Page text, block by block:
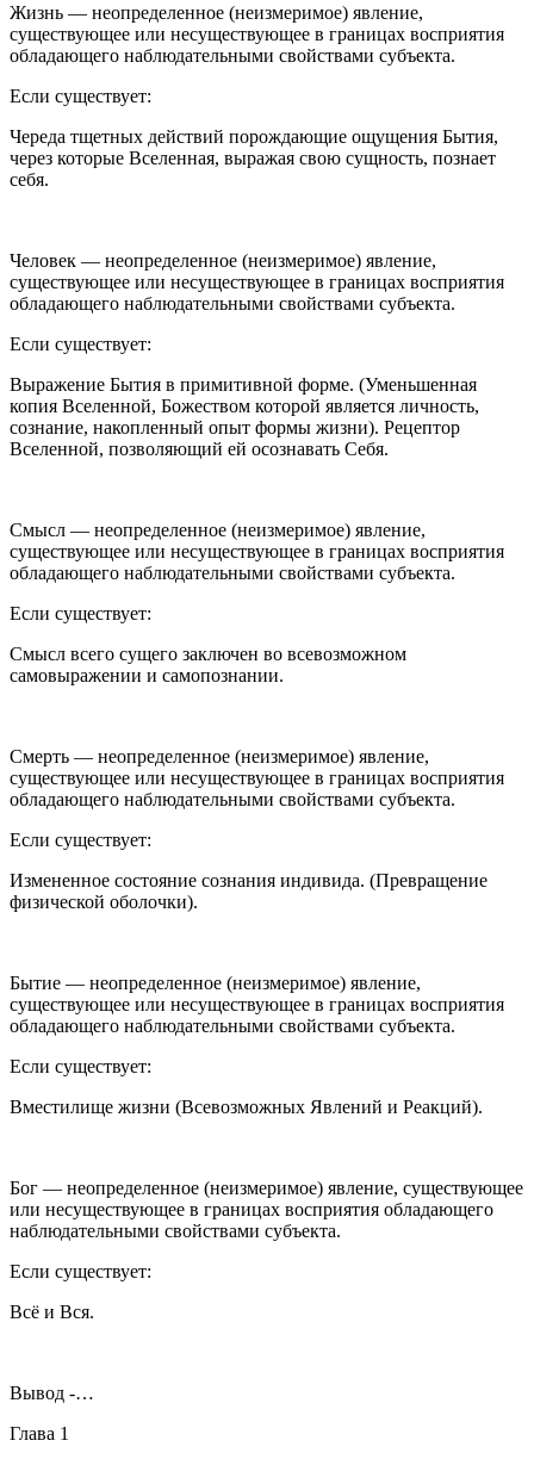
Жизнь — неопределенное (неизмеримое) явление,
существующее или несуществующее в границах восприятия
обладающего наблюдательными свойствами субъекта.
Если существует:
Череда тщетных действий порождающие ощущения Бытия,
через которые Вселенная, выражая свою сущность, познает
себя.
Человек — неопределенное (неизмеримое) явление,
существующее или несуществующее в границах восприятия
обладающего наблюдательными свойствами субъекта.
Если существует:
Выражение Бытия в примитивной форме. (Уменьшенная
копия Вселенной, Божеством которой является личность,
сознание, накопленный опыт формы жизни). Рецептор
Вселенной, позволяющий ей осознавать Себя.
Смысл — неопределенное (неизмеримое) явление,
существующее или несуществующее в границах восприятия
обладающего наблюдательными свойствами субъекта.
Если существует:
Смысл всего сущего заключен во всевозможном
самовыражении и самопознании.
Смерть — неопределенное (неизмеримое) явление,
существующее или несуществующее в границах восприятия
обладающего наблюдательными свойствами субъекта.
Если существует:
Измененное состояние сознания индивида. (Превращение
физической оболочки).
Бытие — неопределенное (неизмеримое) явление,
существующее или несуществующее в границах восприятия
обладающего наблюдательными свойствами субъекта.
Если существует:
Вместилище жизни (Всевозможных Явлений и Реакций).
Бог — неопределенное (неизмеримое) явление, существующее
или несуществующее в границах восприятия обладающего
наблюдательными свойствами субъекта.
Если существует:
Всё и Вся.
Вывод -…
Глава 1